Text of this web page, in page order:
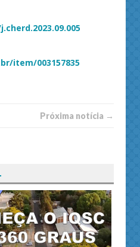
item/003157835
Próxima notí­­cia →